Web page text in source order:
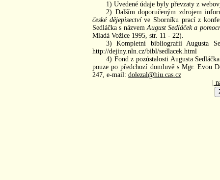
1) Uvedené údaje byly převzaty z
2) Dalším doporučeným zdrojem
české dějepisectvíve Sborníku prací z
Sedláčka s názvemAugust Sedláček a
Mladá Vožice 1995, str. 11 - 22).
3) Kompletní bibliografii Augusta
http://dejiny.nln.cz/bibl/sedlacek.html
4) Fond z pozůstalosti Augusta
pouze po předchozí domluvě s Mgr. Evou
247, e-mail: dolezal@hiu.cas.cz
|